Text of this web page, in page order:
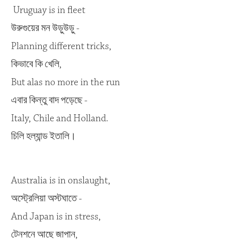
Uruguay is in fleet
উরুগুয়ের মন উড়ুউড়ু -
Planning different tricks,
কিভাবে কি খেলি,
But alas no more in the run
এবার কিন্তু বাদ পড়েছে -
Italy, Chile and Holland.
চিলি হল্যান্ড ইতালি।
Australia is in onslaught,
অস্ট্রেলিয়া অস্টঘাতে -
And Japan is in stress,
টেনশনে আছে জাপান,